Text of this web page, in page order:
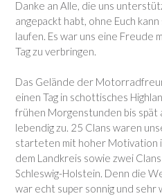
Danke an Alle, die uns
angepackt habt, ohne Euch
laufen. Es war uns eine Freude
Tag zu verbringen.
Das Gelände der
einen Tag in schottisches
frühen Morgenstunden bis spät
lebendig zu. 25 Clans waren
starteten mit hoher Motivation
dem Landkreis sowie zwei
Schleswig-Holstein. Denn die
war echt super sonnig und sehr